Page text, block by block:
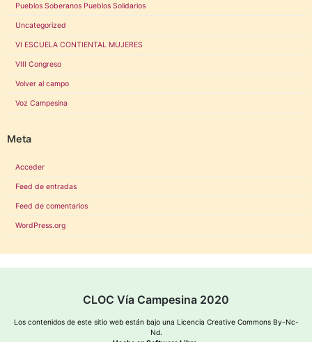
Pueblos Soberanos Pueblos Solidarios
Uncategorized
VI ESCUELA CONTIENTAL MUJERES
VIII Congreso
Volver al campo
Voz Campesina
Meta
Acceder
Feed de entradas
Feed de comentarios
WordPress.org
CLOC Vía Campesina 2020
Los contenidos de este sitio web están bajo una Licencia Creative Commons By-Nc-
Nd.